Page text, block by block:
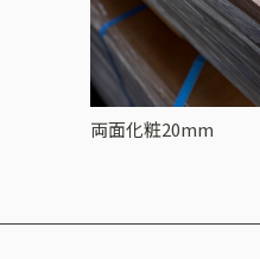
両面化粧20mm